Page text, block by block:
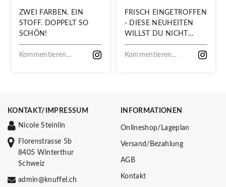
ZWEI FARBEN. EIN
STOFF. DOPPELT SO
SCHÖN!
Kommentieren...
FRISCH EINGETROFFEN
- DIESE NEUHEITEN
WILLST DU NICHT
VERPASSEN!
Kommentieren...
KONTAKT/IMPRESSUM
Nicole Steinlin
Florenstrasse 5b
8405 Winterthur
Schweiz
admin@knuffel.ch
INFORMATIONEN
Onlineshop/Lageplan
Versand/Bezahlung
AGB
Kontakt